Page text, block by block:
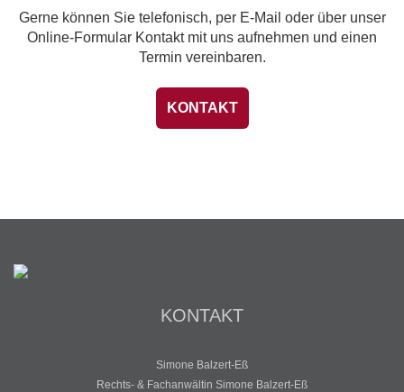
Gerne können Sie telefonisch, per E-Mail oder über unser
Online-Formular Kontakt mit uns aufnehmen und einen
Termin vereinbaren.
KONTAKT
KONTAKT
Simone Balzert-Eß
Rechts- & Fachanwältin Simone Balzert-Eß